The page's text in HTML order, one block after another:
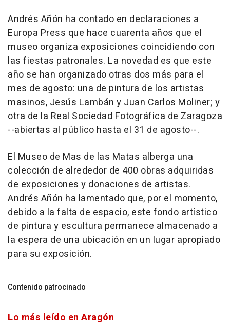
Andrés Añón ha contado en declaraciones a
Europa Press que hace cuarenta años que el
museo organiza exposiciones coincidiendo con
las fiestas patronales. La novedad es que este
año se han organizado otras dos más para el
mes de agosto: una de pintura de los artistas
masinos, Jesús Lambán y Juan Carlos Moliner; y
otra de la Real Sociedad Fotográfica de Zaragoza
--abiertas al público hasta el 31 de agosto--.
El Museo de Mas de las Matas alberga una
colección de alrededor de 400 obras adquiridas
de exposiciones y donaciones de artistas.
Andrés Añón ha lamentado que, por el momento,
debido a la falta de espacio, este fondo artístico
de pintura y escultura permanece almacenado a
la espera de una ubicación en un lugar apropiado
para su exposición.
Contenido patrocinado
Lo más leído en Aragón